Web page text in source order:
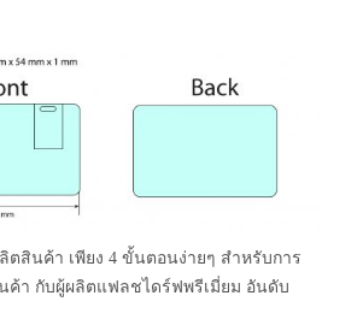
ตสินค้า เพียง 4 ขั้นตอนง่ายๆ สำหรับการ
ค้า กับผู้ผลิตแฟลชไดร์ฟพรีเมี่ยม อันดับ